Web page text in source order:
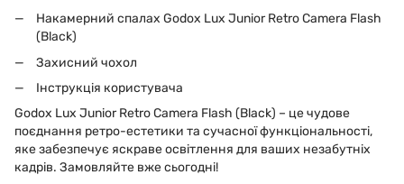
Накамерний спалах Godox Lux Junior Retro Camera Flash
(Black)
Захисний чохол
Інструкція користувача
Godox Lux Junior Retro Camera Flash (Black) – це чудове
поєднання ретро-естетики та сучасної функціональності,
яке забезпечує яскраве освітлення для ваших незабутніх
кадрів. Замовляйте вже сьогодні!